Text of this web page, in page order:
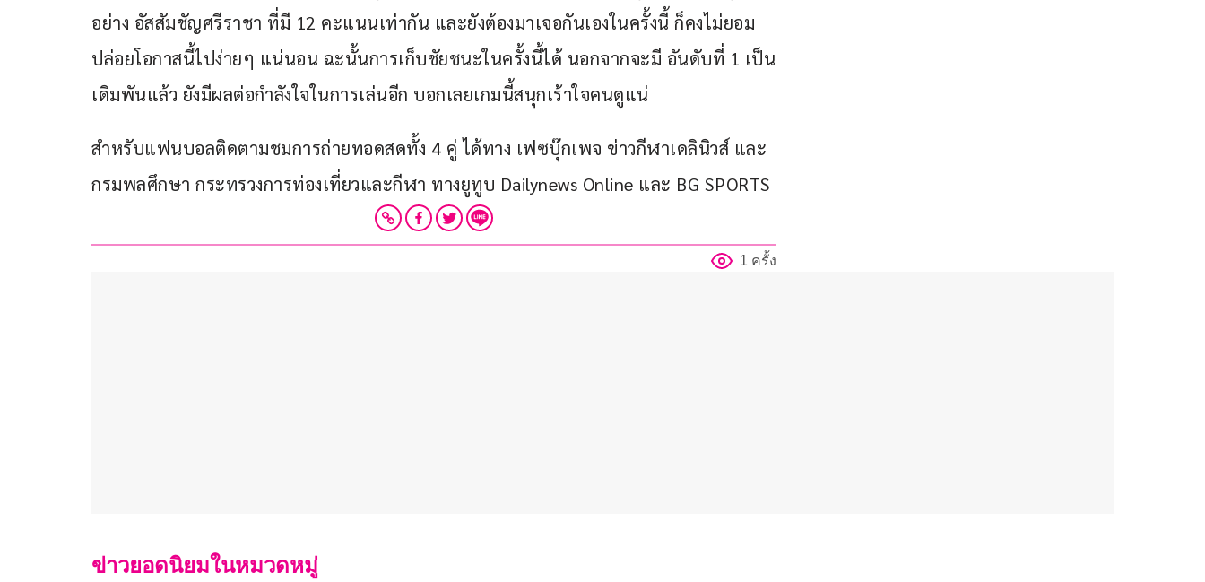
อย่าง อัสสัมชัญศรีราชา ที่มี 12 คะแนนเท่ากัน และยังต้องมาเจอกันเองในครั้งนี้ ก็คงไม่ยอม
ปล่อยโอกาสนี้ไปง่ายๆ แน่นอน ฉะนั้นการเก็บชัยชนะในครั้งนี้ได้ นอกจากจะมี อันดับที่ 1 เป็น
เดิมพันแล้ว ยังมีผลต่อกำลังใจในการเล่นอีก บอกเลยเกมนี้สนุกเร้าใจคนดูแน่
สำหรับแฟนบอลติดตามชมการถ่ายทอดสดทั้ง 4 คู่ ได้ทาง เฟซบุ๊กเพจ ข่าวกีฬาเดลินิวส์ และ
กรมพลศึกษา กระทรวงการท่องเที่ยวและกีฬา ทางยูทูบ Dailynews Online และ BG SPORTS
1 ครั้ง
ข่าวยอดนิยมในหมวดหมู่